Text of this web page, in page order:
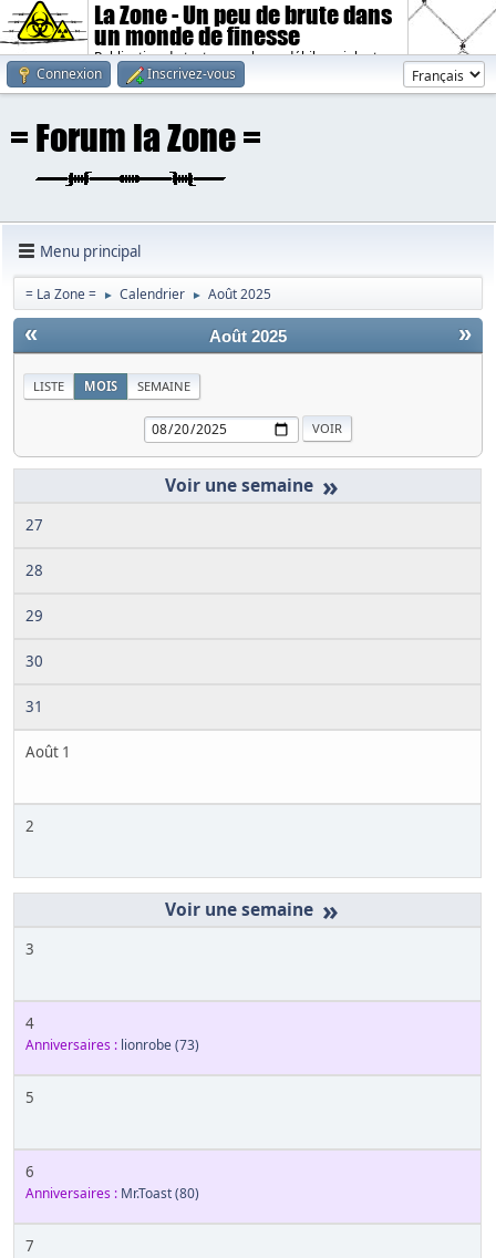
La Zone - Un peu de brute dans
un monde de finesse
Publication de textes sombres, débiles, violents.
Connexion
Inscrivez-vous
Menu principal
= La Zone = ► Calendrier ► Août 2025
« »
Août 2025
LISTE MOIS SEMAINE
»
27
28
29
30
31
Août 1
2
»
3
4
Anniversaires : lionrobe(73)
5
6
Anniversaires : Mr.Toast(80)
7